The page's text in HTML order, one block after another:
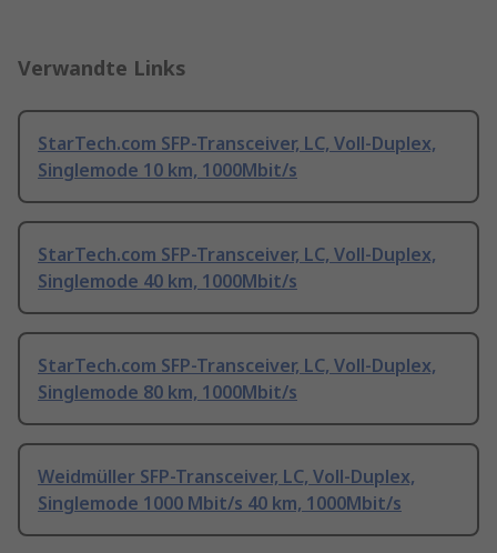
Verwandte Links
StarTech.com SFP-Transceiver, LC, Voll-Duplex,
Singlemode 10 km, 1000Mbit/s
StarTech.com SFP-Transceiver, LC, Voll-Duplex,
Singlemode 40 km, 1000Mbit/s
StarTech.com SFP-Transceiver, LC, Voll-Duplex,
Singlemode 80 km, 1000Mbit/s
Weidmüller SFP-Transceiver, LC, Voll-Duplex,
Singlemode 1000 Mbit/s 40 km, 1000Mbit/s